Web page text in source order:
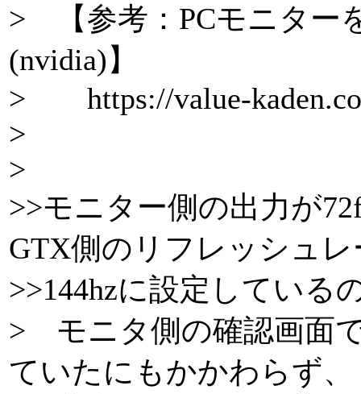
> 【参考：PCモニター
(nvidia)】
> https://value-
>
>
>>モニター側の出力が
GTX側のリフレッシュ
>>144hzに設定している
> モニタ側の確認画面で
ていたにもかかわらず、